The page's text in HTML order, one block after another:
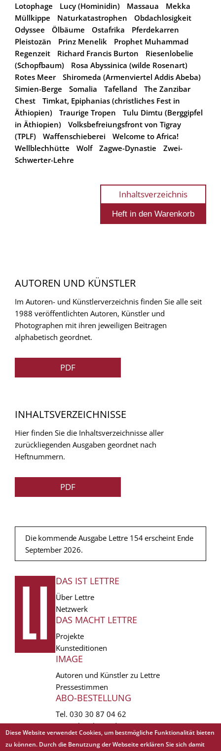
Lotophage
Lucy (Hominidin) Massaua
Mekka
Müllkippe
Naturkatastrophen
Obdachlosigkeit
Odyssee
Ölbäume Ostafrika
Pferdekarren
Pleistozän
Prinz Menelik
Prophet Muhammad
Regenzeit
Richard Francis Burton
Riesenlobelie
(Schopfbaum)
Rosa Abyssinica (wilde Rosenart)
Rotes Meer
Shiromeda (Armenviertel Addis Abeba)
Simien-Berge
Somalia Tafelland
The Zanzibar
Chest
Timkat, Epiphanias (christliches Fest in
Äthiopien)
Traurige Tropen
Tulu Dimtu (Berggipfel
in Äthiopien)
Volksbefreiungsfront von Tigray
(TPLF)
Waffenschieberei
Welcome to Africa!
Wellblechhütte
Wolf Zagwe-Dynastie
Zwei-
Schwerter-Lehre
Inhaltsverzeichnis
AUTOREN UND KÜNSTLER
Im Autoren- und Künstlerverzeichnis finden Sie alle seit
1988 veröffentlichten Autoren, Künstler und
Photographen mit ihren jeweiligen Beitragen
alphabetisch geordnet.
PDF
INHALTSVERZEICHNISSE
Hier finden Sie die Inhaltsverzeichnisse aller
zurückliegenden Ausgaben geordnet nach
Heftnummern.
PDF
Die kommende Ausgabe Lettre 154 erscheint Ende
September 2026.
FUSSZEILE
DAS IST LETTRE
Über Lettre
Netzwerk
DAS MACHT LETTRE
Projekte
Kunsteditionen
IMAGE
Autoren und Künstler zu Lettre
Pressestimmen
ABO-BESTELLUNG
Tel. 030 30 87 04 62
vertrieb(at)lettre.de
Diese Website verwendet Cookies, um bestmögliche Funktionalität bieten
zu können. Durch die Benutzung der Webseite erklären Sie sich damit